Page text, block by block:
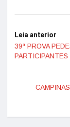
Leia anterior
39ª PROVA
PARTICIPANTES